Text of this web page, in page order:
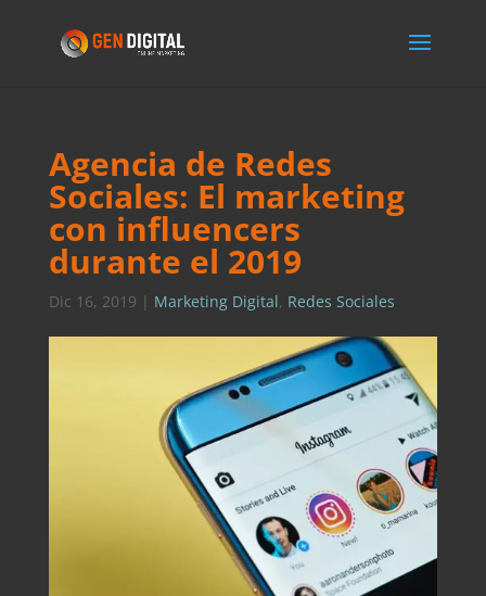
Agencia de Redes
Sociales: El marketing
con influencers
durante el 2019
Dic 16, 2019 | Marketing Digital, Redes Sociales